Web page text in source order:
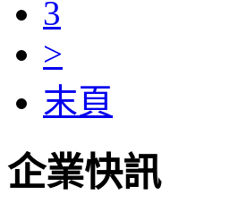
3
>
末頁
企業快訊